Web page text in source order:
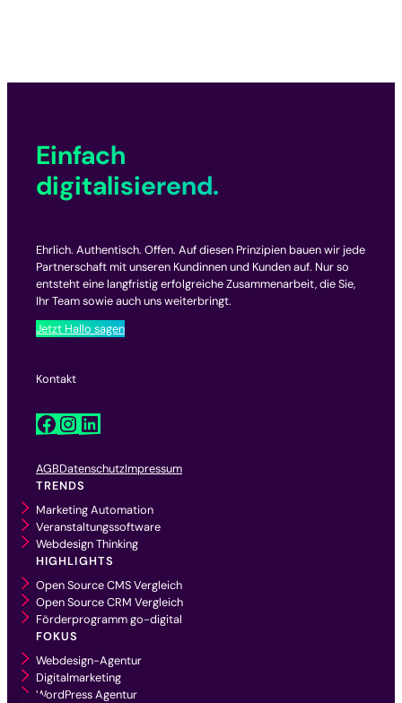
Einfach
digitalisierend.
Ehrlich. Authentisch. Offen. Auf diesen Prinzipien bauen wir jede
Partnerschaft mit unseren Kundinnen und Kunden auf. Nur so
entsteht eine langfristig erfolgreiche Zusammenarbeit, die Sie,
Ihr Team sowie auch uns weiterbringt.
Jetzt Hallo sagen
Kontakt
Facebook InstagramLinkedIn
AGBDatenschutzImpressum
TRENDS
Marketing Automation
Veranstaltungssoftware
Webdesign Thinking
HIGHLIGHTS
Open Source CMS Vergleich
Open Source CRM Vergleich
Förderprogramm go-digital
FOKUS
Webdesign-Agentur
Digitalmarketing
WordPress Agentur